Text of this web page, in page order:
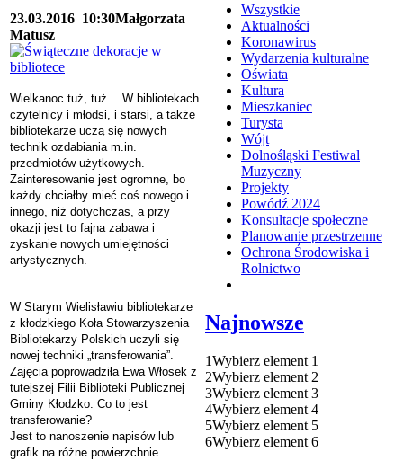
23.03.2016 10:30Małgorzata
Matusz
Wielkanoc tuż, tuż… W bibliotekach
czytelnicy i młodsi, i starsi, a także
bibliotekarze uczą się nowych
technik ozdabiania m.in.
przedmiotów użytkowych.
Zainteresowanie jest ogromne, bo
każdy chciałby mieć coś nowego i
innego, niż dotychczas, a przy
okazji jest to fajna zabawa i
zyskanie nowych umiejętności
artystycznych.
W Starym Wielisławiu bibliotekarze
z kłodzkiego Koła Stowarzyszenia
Bibliotekarzy Polskich uczyli się
nowej techniki „transferowania”.
Zajęcia poprowadziła Ewa Włosek z
tutejszej Filii Biblioteki Publicznej
Gminy Kłodzko. Co to jest
transferowanie?
Jest to nanoszenie napisów lub
grafik na różne powierzchnie
Wszystkie
Aktualności
Koronawirus
Wydarzenia kulturalne
Oświata
Kultura
Mieszkaniec
Turysta
Wójt
Dolnośląski Festiwal
Muzyczny
Projekty
Powódź 2024
Konsultacje społeczne
Planowanie przestrzenne
Ochrona Środowiska i
Rolnictwo
Najnowsze
1Wybierz element 1
2Wybierz element 2
3Wybierz element 3
4Wybierz element 4
5Wybierz element 5
6Wybierz element 6